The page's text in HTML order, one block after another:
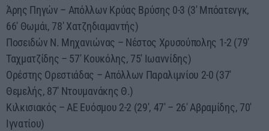
Άρης Πηγών – Απόλλων Κρύας Βρύσης 0-3 (3′ Μπόατενγκ,
66′ Θωμάι, 78′ Χατζηδιαμαντής)
Ποσειδών Ν. Μηχανιώνας – Νέστος Χρυσούπολης 1-2 (79′
Ταχματζίδης – 57′ Κουκόλης, 75′ Ιωαννίδης)
Ορέστης Ορεστιάδας – Απόλλων Παραλιμνίου 2-0 (37′
Θεμελής, 87′ Ντουμανάκης Θ.)
Κιλκισιακός – ΑΕ Ευόσμου 2-2 (29′, 47′ – 26′ Αβραμίδης, 70′
Ιγνατίου)